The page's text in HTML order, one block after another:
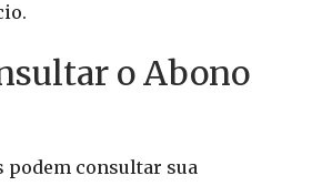
o Abono
podem consultar sua